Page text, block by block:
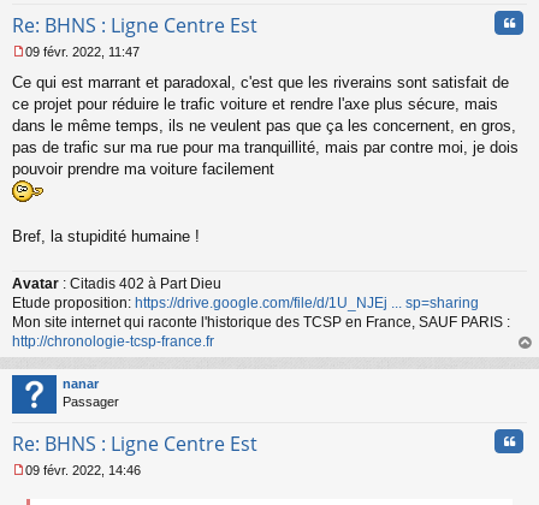
Re: BHNS : Ligne Centre Est
e
s
g
e
n
09 févr. 2022, 11:47
Ce qui est marrant et paradoxal, c'est que les riverains sont satisfait de
ce projet pour réduire le trafic voiture et rendre l'axe plus sécure, mais
dans le même temps, ils ne veulent pas que ça les concernent, en gros,
pas de trafic sur ma rue pour ma tranquillité, mais par contre moi, je dois
pouvoir prendre ma voiture facilement
Bref, la stupidité humaine !
Avatar : Citadis 402 à Part Dieu
Etude proposition: https://drive.google.com/file/d/1U_NJEj ... sp=sharing
Mon site internet qui raconte l'historique des TCSP en France, SAUF PARIS :
http://chronologie-tcsp-france.fr
au
nanar
Passager
Re: BHNS : Ligne Centre Est
e
09 févr. 2022, 14:46